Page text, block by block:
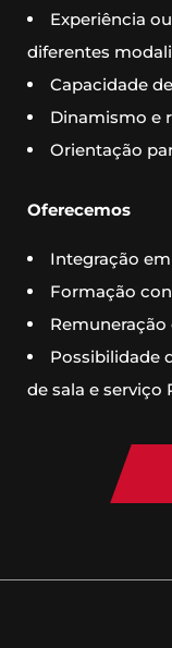
Experiência
diferentes
Capacidade
Dinamismo e
Orientação
Oferecemos
Integração
Formação
Possibilidade
de sala e serviço